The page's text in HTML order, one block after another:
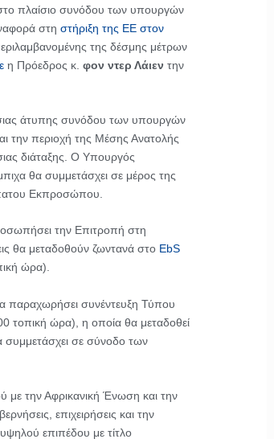
στο πλαίσιο συνόδου των υπουργών
στη στήριξη της ΕΕ στον
της δέσμης μέτρων
η Πρόεδρος κ. φον ντερ Λάιεν την
άτυπης συνόδου των υπουργών
την περιοχή της Μέσης Ανατολής
διάταξης. Ο Υπουργός
θα συμμετάσχει σε μέρος της
Εκπροσώπου.
την Επιτροπή στη
θα μεταδοθούν ζωντανά στο EbS
ώρα).
παραχωρήσει συνέντευξη Τύπου
τοπική ώρα), η οποία θα μεταδοθεί
σε σύνοδο των
με την Αφρικανική Ένωση και την
επιχειρήσεις και την
επιπέδου με τίτλο